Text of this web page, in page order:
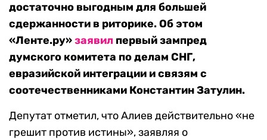
достаточно выгодным для большей
сдержанности в риторике. Об этом
«Ленте.ру»заявил первый зампред
думского комитета по делам СНГ,
евразийской интеграции и связям с
соотечественниками Константин Затулин.
Депутат отметил, что Алиев действительно «не
грешит против истины», заявляя о